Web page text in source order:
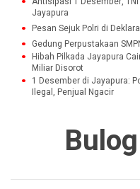
Jayapura
Pesan Sejuk Polri di
Gedung Perpustakaan
Hibah Pilkada Jayapura
Miliar Disorot
1 Desember di Jayapura:
Ilegal, Penjual Ngacir